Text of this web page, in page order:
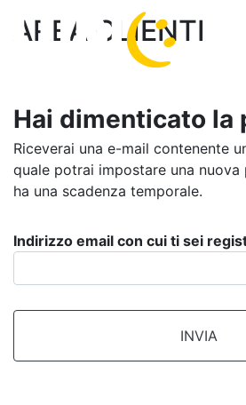
AREA CLIENTI
Hai dimenticato la
Riceverai una e-mail contenente
quale potrai impostare una
ha una scadenza temporale.
Indirizzo email con cui ti sei
INVIA
I TUOI
inserisci il codice di controllo
sottostante
Ho letto e accetto la privacy